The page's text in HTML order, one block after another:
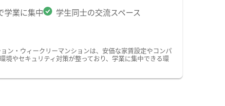
学業に集中
学生同士の交流スペース
ン・ウィークリーマンションは、安価な家賃設定やコンパ
やセキュリティ対策が整っており、学業に集中できる環